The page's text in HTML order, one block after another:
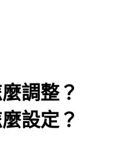
調整？
設定？